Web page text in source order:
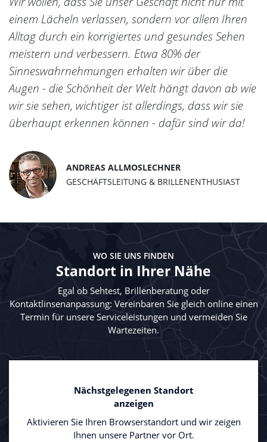
einem Lächeln verlassen, sondern vor allem Ihren
Alltag durch ein korrigiertes und gesundes Sehen
meistern und verbessern. Etwa 80% der
Sinneswahrnehmungen erhalten wir über die
Augen - die Schönheit der Welt hängt davon ab wie
wir sie sehen, wichtiger ist allerdings, dass wir sie
überhaupt erkennen können - dafür sind wir da!
ANDREAS ALLMOSLECHNER
GESCHÄFTSLEITUNG & BRILLENENTHUSIAST
WO SIE UNS FINDEN
Standort in Ihrer Nähe
Egal ob Sehtest, Brillenberatung oder
Kontaktlinsenanpassung: Vereinbaren Sie gleich online einen
Termin für unsere Serviceleistungen und vermeiden Sie
Wartezeiten.
Nächstgelegenen Standort
anzeigen
Aktivieren Sie Ihren Browserstandort und wir zeigen
Ihnen unsere Partner vor Ort.